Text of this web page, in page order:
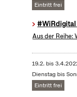
Eintritt frei
#WiRdigital
Aus der Reihe:
19.2. bis
Dienstag bis
Eintritt frei